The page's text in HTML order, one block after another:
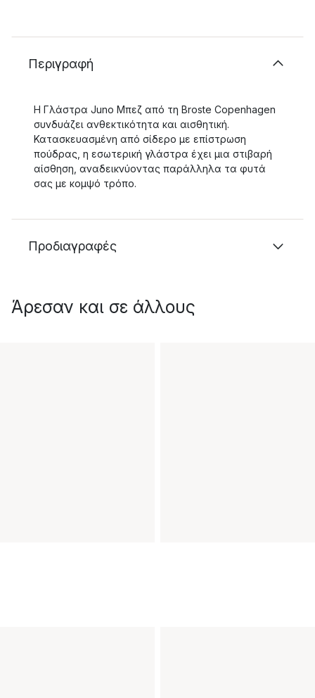
Περιγραφή
Η Γλάστρα Juno Μπεζ από τη Broste Copenhagen
συνδυάζει ανθεκτικότητα και αισθητική.
Κατασκευασμένη από σίδερο με επίστρωση
πούδρας, η εσωτερική γλάστρα έχει μια στιβαρή
αίσθηση, αναδεικνύοντας παράλληλα τα φυτά
σας με κομψό τρόπο.
Προδιαγραφές
Άρεσαν και σε άλλους